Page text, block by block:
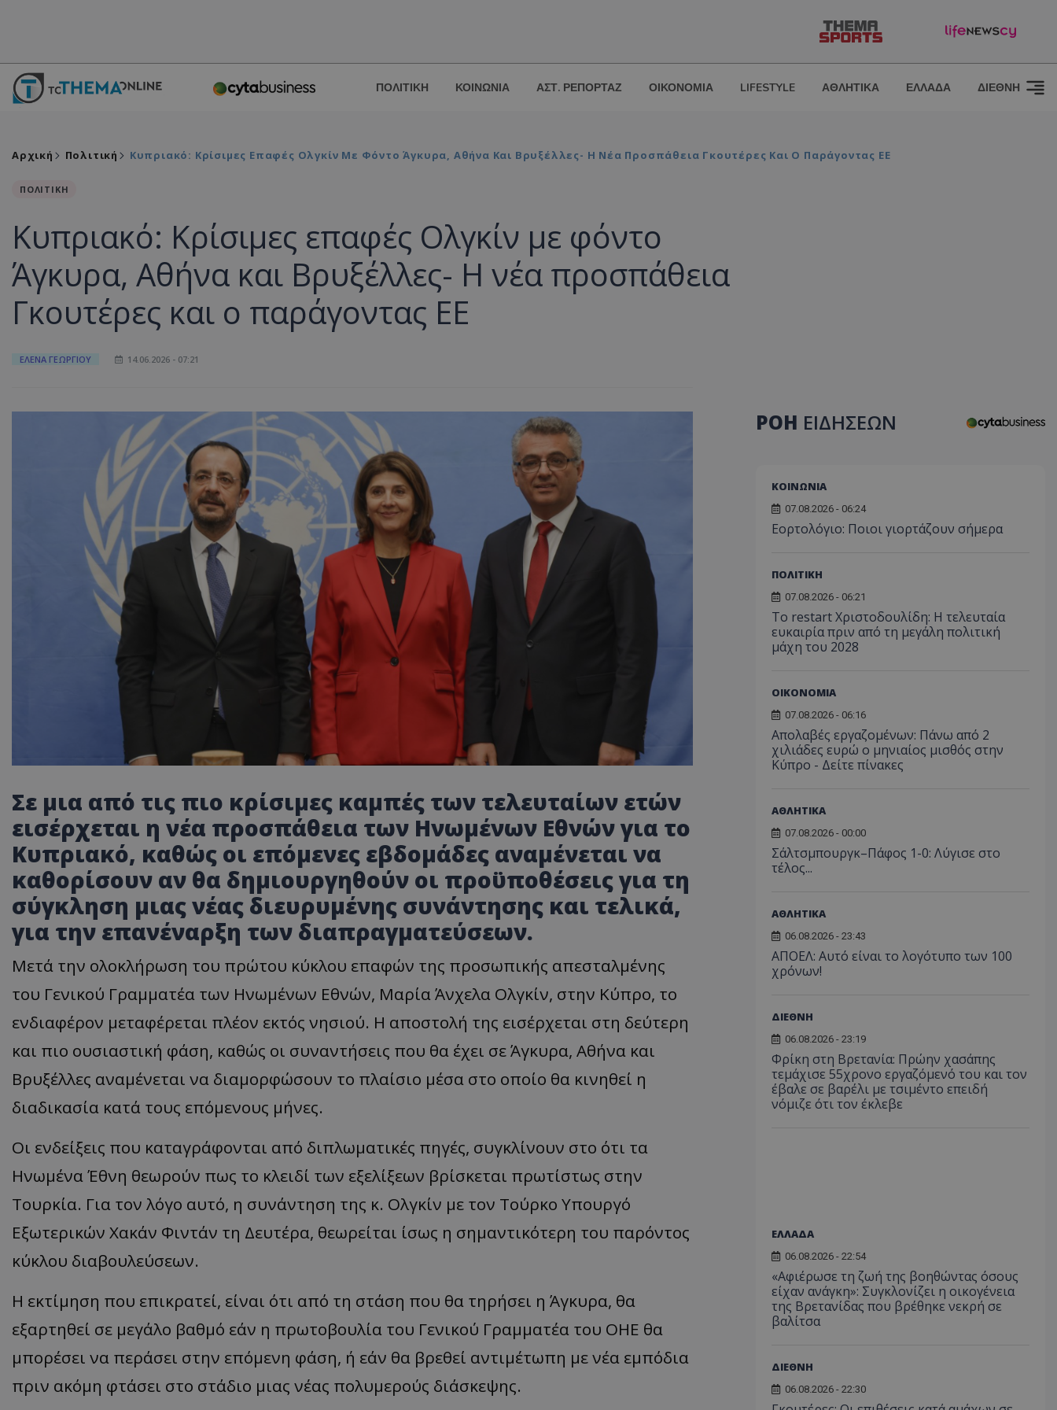
ΠΟΛΙΤΙΚΗ ΚΟΙΝΩΝΙΑ ΑΣΤ. ΡΕΠΟΡΤΑΖ ΟΙΚΟΝΟΜΙΑ LIFESTYLE ΑΘΛΗΤΙΚΑ ΕΛΛΑΔΑ ΔΙΕΘΝΗ
Αρχική Πολιτική Κυπριακό: Κρίσιμες Επαφές Ολγκίν Με Φόντο Άγκυρα, Αθήνα Και Βρυξέλλες- Η Νέα Προσπάθεια Γκουτέρες Και Ο Παράγοντας ΕΕ
ΠΟΛΙΤΙΚΗ
Κυπριακό: Κρίσιμες επαφές Ολγκίν με φόντο
Άγκυρα, Αθήνα και Βρυξέλλες- Η νέα προσπάθεια
Γκουτέρες και ο παράγοντας ΕΕ
ΕΛΕΝΑ ΓΕΩΡΓΙΟΥ 14.06.2026 - 07:21
Σε μια από τις πιο κρίσιμες καμπές των τελευταίων ετών
εισέρχεται η νέα προσπάθεια των Ηνωμένων Εθνών για το
Κυπριακό, καθώς οι επόμενες εβδομάδες αναμένεται να
καθορίσουν αν θα δημιουργηθούν οι προϋποθέσεις για τη
σύγκληση μιας νέας διευρυμένης συνάντησης και τελικά,
για την επανέναρξη των διαπραγματεύσεων.
Μετά την ολοκλήρωση του πρώτου κύκλου επαφών της προσωπικής απεσταλμένης
του Γενικού Γραμματέα των Ηνωμένων Εθνών, Μαρία Άνχελα Ολγκίν, στην Κύπρο, το
ενδιαφέρον μεταφέρεται πλέον εκτός νησιού. Η αποστολή της εισέρχεται στη δεύτερη
και πιο ουσιαστική φάση, καθώς οι συναντήσεις που θα έχει σε Άγκυρα, Αθήνα και
Βρυξέλλες αναμένεται να διαμορφώσουν το πλαίσιο μέσα στο οποίο θα κινηθεί η
διαδικασία κατά τους επόμενους μήνες.
Οι ενδείξεις που καταγράφονται από διπλωματικές πηγές, συγκλίνουν στο ότι τα
Ηνωμένα Έθνη θεωρούν πως το κλειδί των εξελίξεων βρίσκεται πρωτίστως στην
Τουρκία. Για τον λόγο αυτό, η συνάντηση της κ. Ολγκίν με τον Τούρκο Υπουργό
Εξωτερικών Χακάν Φιντάν τη Δευτέρα, θεωρείται ίσως η σημαντικότερη του παρόντος
κύκλου διαβουλεύσεων.
Η εκτίμηση που επικρατεί, είναι ότι από τη στάση που θα τηρήσει η Άγκυρα, θα
εξαρτηθεί σε μεγάλο βαθμό εάν η πρωτοβουλία του Γενικού Γραμματέα του ΟΗΕ θα
μπορέσει να περάσει στην επόμενη φάση, ή εάν θα βρεθεί αντιμέτωπη με νέα εμπόδια
πριν ακόμη φτάσει στο στάδιο μιας νέας πολυμερούς διάσκεψης.
ΡΟΗ ΕΙΔΗΣΕΩΝ
ΚΟΙΝΩΝΙΑ
07.08.2026 - 06:24
Εορτολόγιο: Ποιοι γιορτάζουν σήμερα
ΠΟΛΙΤΙΚΗ
07.08.2026 - 06:21
Το restart Χριστοδουλίδη: Η τελευταία
ευκαιρία πριν από τη μεγάλη πολιτική
μάχη του 2028
ΟΙΚΟΝΟΜΙΑ
07.08.2026 - 06:16
Απολαβές εργαζομένων: Πάνω από 2
χιλιάδες ευρώ ο μηνιαίος μισθός στην
Κύπρο - Δείτε πίνακες
ΑΘΛΗΤΙΚΑ
07.08.2026 - 00:00
Σάλτσμπουργκ–Πάφος 1-0: Λύγισε στο
τέλος...
ΑΘΛΗΤΙΚΑ
06.08.2026 - 23:43
ΑΠΟΕΛ: Αυτό είναι το λογότυπο των 100
χρόνων!
ΔΙΕΘΝΗ
06.08.2026 - 23:19
Φρίκη στη Βρετανία: Πρώην χασάπης
τεμάχισε 55χρονο εργαζόμενό του και τον
έβαλε σε βαρέλι με τσιμέντο επειδή
νόμιζε ότι τον έκλεβε
ΕΛΛΑΔΑ
06.08.2026 - 22:54
«Αφιέρωσε τη ζωή της βοηθώντας όσους
είχαν ανάγκη»: Συγκλονίζει η οικογένεια
της Βρετανίδας που βρέθηκε νεκρή σε
βαλίτσα
ΔΙΕΘΝΗ
06.08.2026 - 22:30